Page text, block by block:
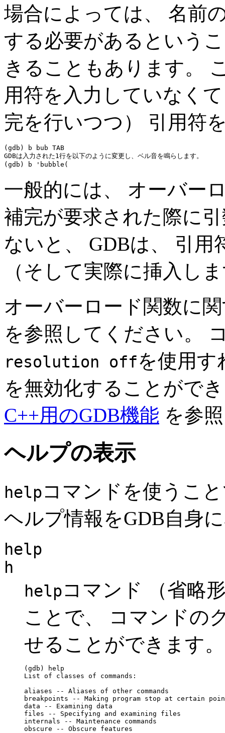
場合によっては、 名前
する必要があるという
きることもあります。
用符を入力していなく
完を行いつつ） 引用符
(gdb) b bub TAB
GDBは入力された1行を以下のように変更し、ベル音を鳴らします。
一般的には、 オーバー
補完が要求された際に
ないと、 GDBは、 引
（そして実際に挿入し
オーバーロード関数に
を参照してください。
resolution offを使用す
を無効化することがで
C++用のGDB機能 を参
ヘルプの表示
helpコマンドを使うこ
ヘルプ情報をGDB自身
help
h
helpコマンド （省略
ことで、 コマンドの
せることができます。
(gdb) help
List of classes of commands:
aliases -- Aliases of other commands
breakpoints -- Making program stop at certain
data -- Examining data
files -- Specifying and examining files
internals -- Maintenance commands
obscure -- Obscure features